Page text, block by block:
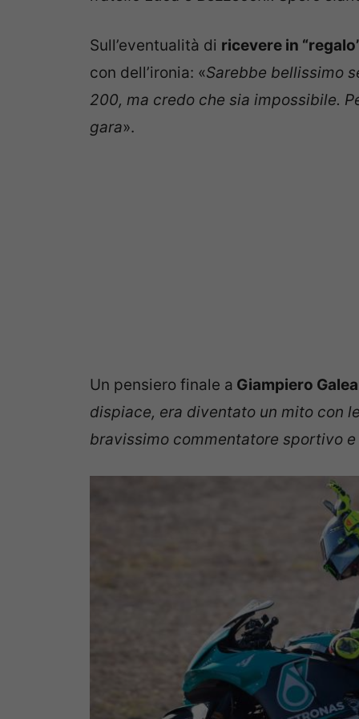
Sull’eventualità di ricevere in
con dell’ironia: «Sarebbe bellissimo
200, ma credo che sia impossibile.
gara».
Un pensiero finale a Giampiero
dispiace, era diventato un mito con
bravissimo commentatore sportivo